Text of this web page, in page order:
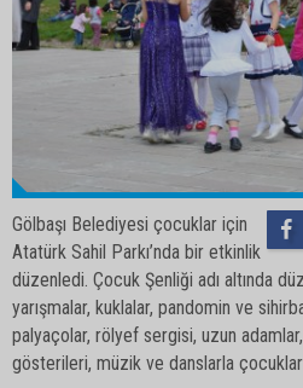
Gölbaşı Belediyesi çocuklar için
Atatürk Sahil Parkı’nda bir etkinlik
düzenledi. Çocuk Şenliği adı altında
yarışmalar, kuklalar, pandomin ve
palyaçolar, rölyef sergisi, uzun
gösterileri, müzik ve danslarla